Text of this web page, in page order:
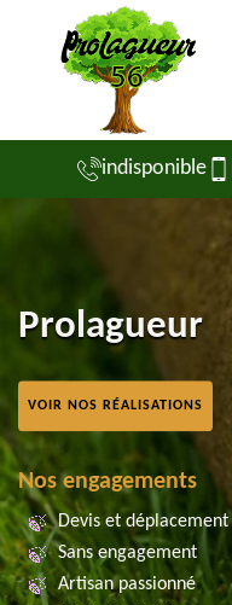
indisponible
Prolagueur
VOIR NOS RÉALISATIONS
Nos engagements
Devis et
Sans engagement
Artisan passionné